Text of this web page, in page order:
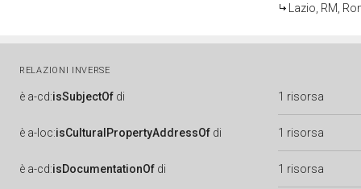
Lazio, RM,
RELAZIONI INVERSE
è a-cd:isSubjectOf di 1 risorsa
è a-loc:isCulturalPropertyAddressOf di 1 risorsa
è a-cd:isDocumentationOf di 1 risorsa